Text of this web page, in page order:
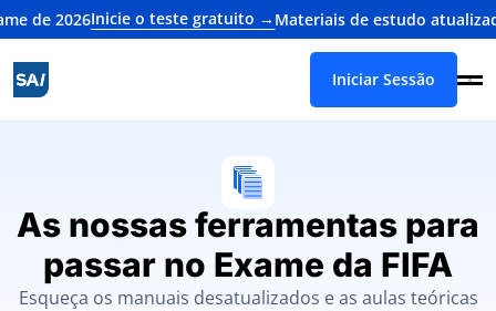
2026Inicie o teste gratuito →Materiais de estudo atualizados
Iniciar Sessão
As nossas ferramentas para
passar no Exame da FIFA
Esqueça os manuais desatualizados e as aulas teóricas